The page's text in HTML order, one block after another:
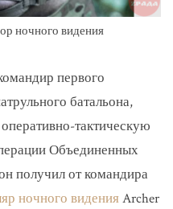
ночного видения
первого
батальона,
тактическую
Объединенных
получил от командира
ночного виденияArcher